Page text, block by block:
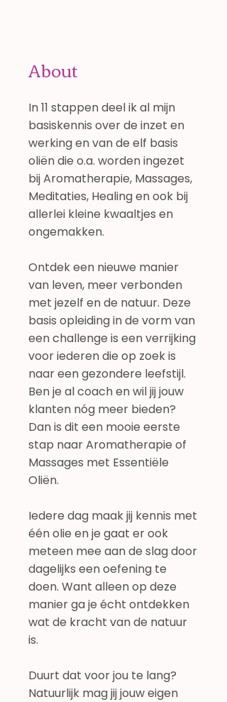
About
In 11 stappen deel ik al mijn
basiskennis over de inzet en
werking en van de elf basis
oliën die o.a. worden ingezet
bij Aromatherapie, Massages,
Meditaties, Healing en ook bij
allerlei kleine kwaaltjes en
ongemakken.
Ontdek een nieuwe manier
van leven, meer verbonden
met jezelf en de natuur. Deze
basis opleiding in de vorm van
een challenge is een verrijking
voor iederen die op zoek is
naar een gezondere leefstijl.
Ben je al coach en wil jij jouw
klanten nóg meer bieden?
Dan is dit een mooie eerste
stap naar Aromatherapie of
Massages met Essentiële
Oliën.
Iedere dag maak jij kennis met
één olie en je gaat er ook
meteen mee aan de slag door
dagelijks een oefening te
doen. Want alleen op deze
manier ga je écht ontdekken
wat de kracht van de natuur
is.
Duurt dat voor jou te lang?
Natuurlijk mag jij jouw eigen